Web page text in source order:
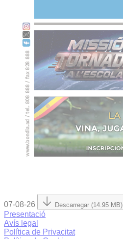
07-08-26 Descarregar (14.95 MB)
Presentació
Avís legal
Política de Privacitat